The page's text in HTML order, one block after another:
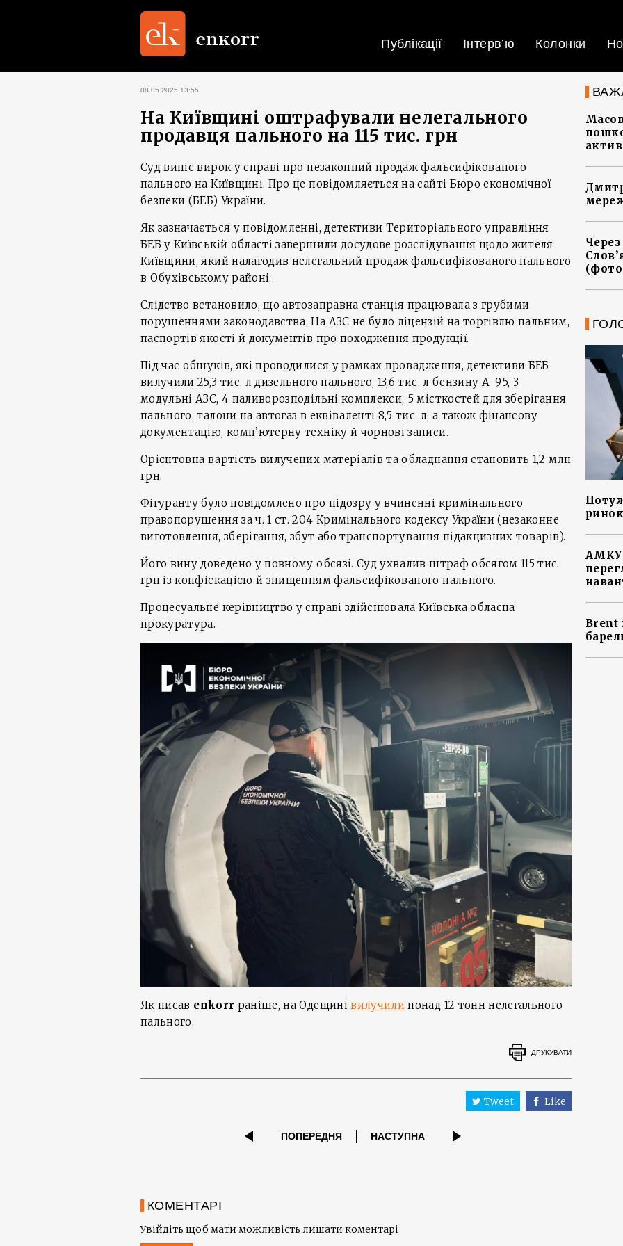
Публікації Інтерв’ю Колонки
08.05.2025 13:55
На Київщині оштрафували нелегального
продавця пального на 115 тис. грн
Суд виніс вирок у справі про незаконний продаж фальсифікованого
пального на Київщині. Про це повідомляється на сайті Бюро економічної
безпеки (БЕБ) України.
Як зазначається у повідомленні, детективи Територіального управління
БЕБ у Київській області завершили досудове розслідування щодо жителя
Київщини, який налагодив нелегальний продаж фальсифікованого пального
в Обухівському районі.
Слідство встановило, що автозаправна станція працювала з грубими
порушеннями законодавства. На АЗС не було ліцензій на торгівлю пальним,
паспортів якості й документів про походження продукції.
Під час обшуків, які проводилися у рамках провадження, детективи БЕБ
вилучили 25,3 тис. л дизельного пального, 13,6 тис. л бензину А-95, 3
модульні АЗС, 4 паливорозподільні комплекси, 5 місткостей для зберігання
пального, талони на автогаз в еквіваленті 8,5 тис. л, а також фінансову
документацію, комп’ютерну техніку й чорнові записи.
Орієнтовна вартість вилучених матеріалів та обладнання становить 1,2 млн
грн.
Фігуранту було повідомлено про підозру у вчиненні кримінального
правопорушення за ч. 1 ст. 204 Кримінального кодексу України (незаконне
виготовлення, зберігання, збут або транспортування підакцизних товарів).
Його вину доведено у повному обсязі. Суд ухвалив штраф обсягом 115 тис.
грн із конфіскацією й знищенням фальсифікованого пального.
Процесуальне керівництво у справі здійснювала Київська обласна
прокуратура.
Як писав enkorr раніше, на Одещинівилучили понад 12 тонн нелегального
пального.
ДРУКУВАТИ
Tweet Like
ПОПЕРЕДНЯ НАСТУПНА
КОМЕНТАРІ
Увійдіть щоб мати можливість лишати коментарі
Через
АМКУ
Brent